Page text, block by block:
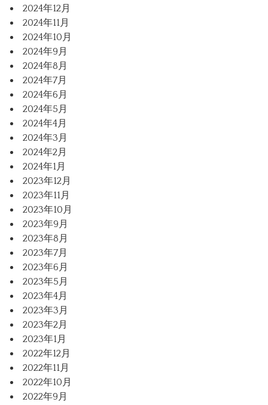
2024年12月
2024年11月
2024年10月
2024年9月
2024年8月
2024年7月
2024年6月
2024年5月
2024年4月
2024年3月
2024年2月
2024年1月
2023年12月
2023年11月
2023年10月
2023年9月
2023年8月
2023年7月
2023年6月
2023年5月
2023年4月
2023年3月
2023年2月
2023年1月
2022年12月
2022年11月
2022年10月
2022年9月